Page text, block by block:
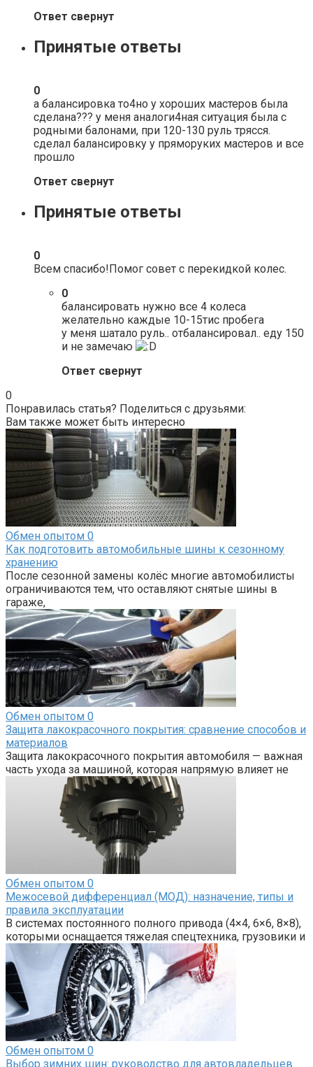
Ответ свернут
Принятые ответы
0
а балансировка то4но у хороших мастеров была
сделана??? у меня аналоги4ная ситуация была с
родными балонами, при 120-130 руль трясся.
сделал балансировку у пряморуких мастеров и все
прошло
Ответ свернут
Принятые ответы
0
Всем спасибо!Помог совет с перекидкой колес.
0
балансировать нужно все 4 колеса
желательно каждые 10-15тис пробега
у меня шатало руль.. отбалансировал.. еду 150
и не замечаю
Ответ свернут
0
Понравилась статья? Поделиться с друзьями:
Вам также может быть интересно
Обмен опытом 0
Как подготовить автомобильные шины к сезонному
хранению
После сезонной замены колёс многие автомобилисты
ограничиваются тем, что оставляют снятые шины в
гараже,
Обмен опытом 0
Защита лакокрасочного покрытия: сравнение способов и
материалов
Защита лакокрасочного покрытия автомобиля — важная
часть ухода за машиной, которая напрямую влияет не
Обмен опытом 0
Межосевой дифференциал (МОД): назначение, типы и
правила эксплуатации
В системах постоянного полного привода (4×4, 6×6, 8×8),
которыми оснащается тяжелая спецтехника, грузовики и
Обмен опытом 0
Выбор зимних шин: руководство для автовладельцев